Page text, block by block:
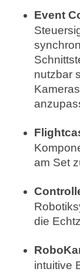
Event
nutzbar
am Set
die
intuitive